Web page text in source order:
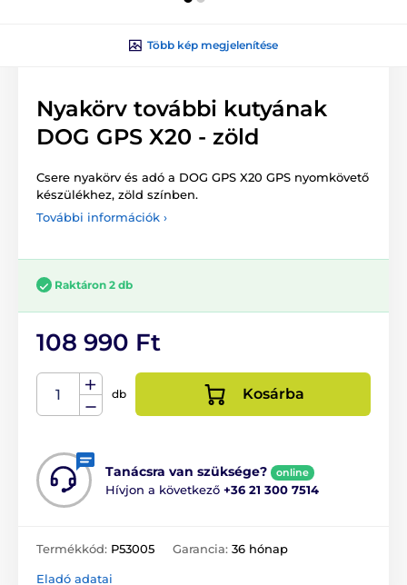
Több kép megjelenítése
Nyakörv további kutyának
DOG GPS X20 - zöld
Csere nyakörv és adó a DOG GPS X20 GPS nyomkövető
készülékhez, zöld színben.
További információk ›
Raktáron 2 db
108 990 Ft
db Kosárba
Tanácsra van szüksége? online
Hívjon a következő +36 21 300 7514
Termékkód: P53005 Garancia: 36 hónap
Eladó adatai